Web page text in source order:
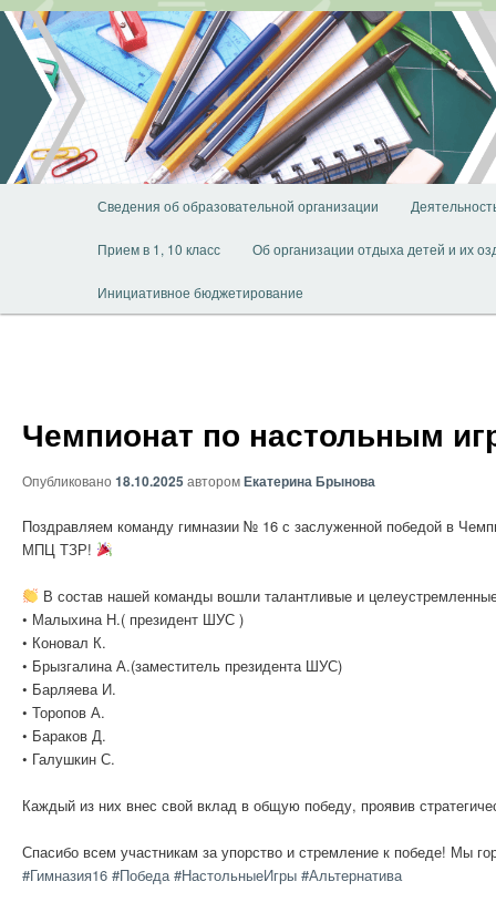
Перейти
основному
содержимому
Сведения об образовательной организации
Прием в 1, 10 класс Об организации отдыха детей и их
Инициативное бюджетирование
Чемпионат по настольным
Опубликовано 18.10.2025 авторомЕкатерина Брынова
Поздравляем команду гимназии № 16 с заслуженной победой в
МПЦ ТЗР!
В состав нашей команды вошли талантливые и
• Малыхина Н.( президент ШУС )
• Коновал К.
• Брызгалина А.(заместитель президента ШУС)
• Барляева И.
• Торопов А.
• Бараков Д.
• Галушкин С.
Каждый из них внес свой вклад в общую победу, проявив
Спасибо всем участникам за упорство и стремление к победе! Мы
#Гимназия16 #Победа #НастольныеИгры #Альтернатива